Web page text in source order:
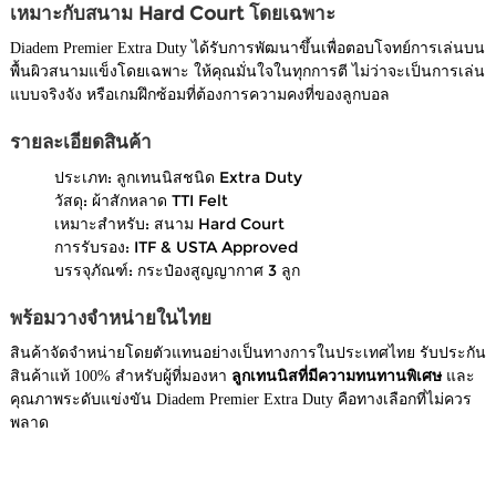
เหมาะกับสนาม Hard Court โดยเฉพาะ
Diadem Premier Extra Duty ได้รับการพัฒนาขึ้นเพื่อตอบโจทย์การเล่นบน
พื้นผิวสนามแข็งโดยเฉพาะ ให้คุณมั่นใจในทุกการตี ไม่ว่าจะเป็นการเล่น
แบบจริงจัง หรือเกมฝึกซ้อมที่ต้องการความคงที่ของลูกบอล
รายละเอียดสินค้า
ประเภท: ลูกเทนนิสชนิด Extra Duty
วัสดุ: ผ้าสักหลาด TTI Felt
เหมาะสำหรับ: สนาม Hard Court
การรับรอง: ITF & USTA Approved
บรรจุภัณฑ์: กระป๋องสูญญากาศ 3 ลูก
พร้อมวางจำหน่ายในไทย
สินค้าจัดจำหน่ายโดยตัวแทนอย่างเป็นทางการในประเทศไทย รับประกัน
สินค้าแท้ 100% สำหรับผู้ที่มองหา ลูกเทนนิสที่มีความทนทานพิเศษและ
คุณภาพระดับแข่งขัน Diadem Premier Extra Duty คือทางเลือกที่ไม่ควร
พลาด